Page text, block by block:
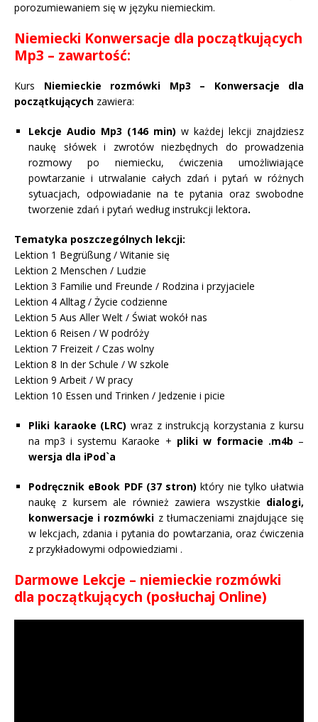
porozumiewaniem się w języku niemieckim.
Niemiecki Konwersacje dla początkujących
Mp3 – zawartość:
Kurs Niemieckie rozmówki Mp3 – Konwersacje dla
początkujących zawiera:
Lekcje Audio Mp3 (146 min) w każdej lekcji znajdziesz
naukę słówek i zwrotów niezbędnych do prowadzenia
rozmowy po niemiecku, ćwiczenia umożliwiające
powtarzanie i utrwalanie całych zdań i pytań w różnych
sytuacjach, odpowiadanie na te pytania oraz swobodne
tworzenie zdań i pytań według instrukcji lektora.
Tematyka poszczególnych lekcji:
Lektion 1 Begrüßung / Witanie się
Lektion 2 Menschen / Ludzie
Lektion 3 Familie und Freunde / Rodzina i przyjaciele
Lektion 4 Alltag / Życie codzienne
Lektion 5 Aus Aller Welt / Świat wokół nas
Lektion 6 Reisen / W podróży
Lektion 7 Freizeit / Czas wolny
Lektion 8 In der Schule / W szkole
Lektion 9 Arbeit / W pracy
Lektion 10 Essen und Trinken / Jedzenie i picie
Pliki karaoke (LRC) wraz z instrukcją korzystania z kursu
na mp3 i systemu Karaoke + pliki w formacie .m4b –
wersja dla iPod`a
Podręcznik eBook PDF (37 stron) który nie tylko ułatwia
naukę z kursem ale również zawiera wszystkie dialogi,
konwersacje i rozmówki z tłumaczeniami znajdujące się
w lekcjach, zdania i pytania do powtarzania, oraz ćwiczenia
z przykładowymi odpowiedziami .
Darmowe Lekcje – niemieckie rozmówki
dla początkujących (posłuchaj Online)